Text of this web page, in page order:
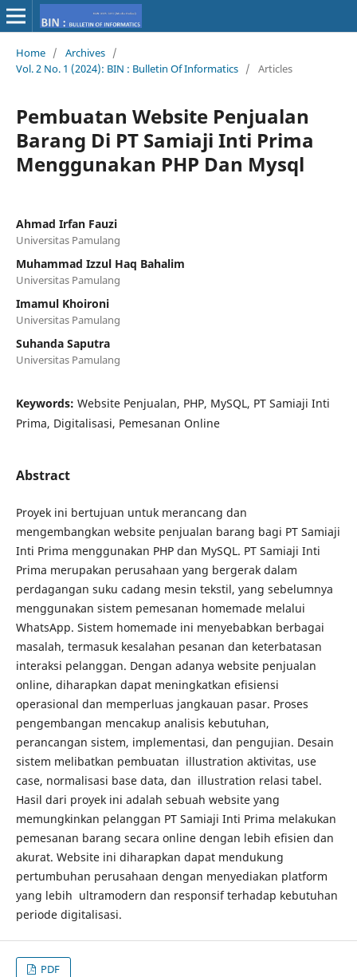
Home / Archives /
Vol. 2 No. 1 (2024): BIN : Bulletin Of Informatics / Articles
Pembuatan Website Penjualan
Barang Di PT Samiaji Inti Prima
Menggunakan PHP Dan Mysql
Ahmad Irfan Fauzi
Universitas Pamulang
Muhammad Izzul Haq Bahalim
Universitas Pamulang
Imamul Khoironi
Universitas Pamulang
Suhanda Saputra
Universitas Pamulang
Keywords: Website Penjualan, PHP, MySQL, PT Samiaji Inti
Prima, Digitalisasi, Pemesanan Online
Abstract
Proyek ini bertujuan untuk merancang dan
mengembangkan website penjualan barang bagi PT Samiaji
Inti Prima menggunakan PHP dan MySQL. PT Samiaji Inti
Prima merupakan perusahaan yang bergerak dalam
perdagangan suku cadang mesin tekstil, yang sebelumnya
menggunakan sistem pemesanan homemade melalui
WhatsApp. Sistem homemade ini menyebabkan berbagai
masalah, termasuk kesalahan pesanan dan keterbatasan
interaksi pelanggan. Dengan adanya website penjualan
online, diharapkan dapat meningkatkan efisiensi
operasional dan memperluas jangkauan pasar. Proses
pengembangan mencakup analisis kebutuhan,
perancangan sistem, implementasi, dan pengujian. Desain
sistem melibatkan pembuatan illustration aktivitas, use
case, normalisasi base data, dan illustration relasi tabel.
Hasil dari proyek ini adalah sebuah website yang
memungkinkan pelanggan PT Samiaji Inti Prima melakukan
pemesanan barang secara online dengan lebih efisien dan
akurat. Website ini diharapkan dapat mendukung
pertumbuhan perusahaan dengan menyediakan platform
yang lebih ultramodern dan responsif terhadap kebutuhan
periode digitalisasi.
PDF